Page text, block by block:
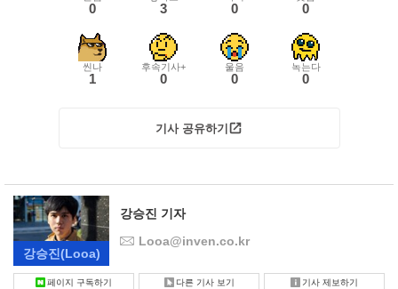
0 3 0 0
씬나
1
후속기사+
0
울음
0
녹는다
0
기사 공유하기
강승진 (Looa)
강승진 기자
Looa@inven.co.kr
페이지 구독하기 다른 기사 보기 기사 제보하기